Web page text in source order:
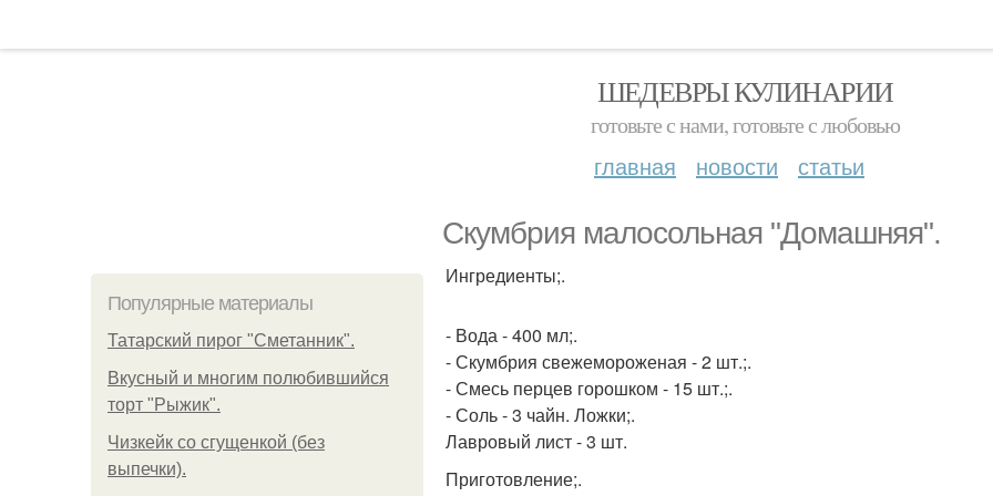
ШЕДЕВРЫ КУЛИНАРИИ
готовьте с нами, готовьте с любовью
главная новости статьи
Скумбрия малосольная "Домашняя".
Популярные материалы
Татарский пирог "Сметанник".
Вкусный и многим полюбившийся
торт "Рыжик".
Чизкейк со сгущенкой (без
выпечки).
Ингредиенты;.
- Вода - 400 мл;.
- Скумбрия свежемороженая - 2 шт.;.
- Смесь перцев горошком - 15 шт.;.
- Соль - 3 чайн. Ложки;.
Лавровый лист - 3 шт.
Приготовление;.